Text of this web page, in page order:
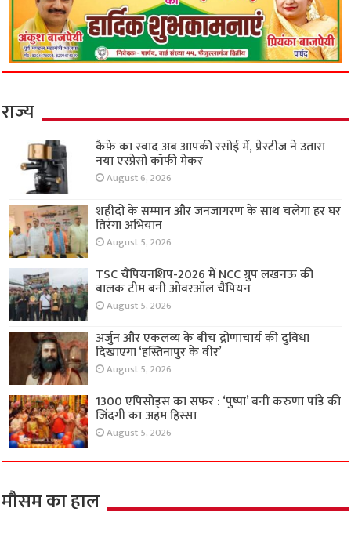
राज्य
कैफ़े का स्वाद अब आपकी रसोई में, प्रेस्टीज ने उतारा
नया एस्प्रेसो कॉफी मेकर
August 6, 2026
शहीदों के सम्मान और जनजागरण के साथ चलेगा हर घर
तिरंगा अभियान
August 5, 2026
TSC चैंपियनशिप-2026 में NCC ग्रुप लखनऊ की
बालक टीम बनी ओवरऑल चैंपियन
August 5, 2026
अर्जुन और एकलव्य के बीच द्रोणाचार्य की दुविधा
दिखाएगा ‘हस्तिनापुर के वीर’
August 5, 2026
1300 एपिसोड्स का सफर : ‘पुष्पा’ बनी करुणा पांडे की
जिंदगी का अहम हिस्सा
August 5, 2026
मौसम का हाल